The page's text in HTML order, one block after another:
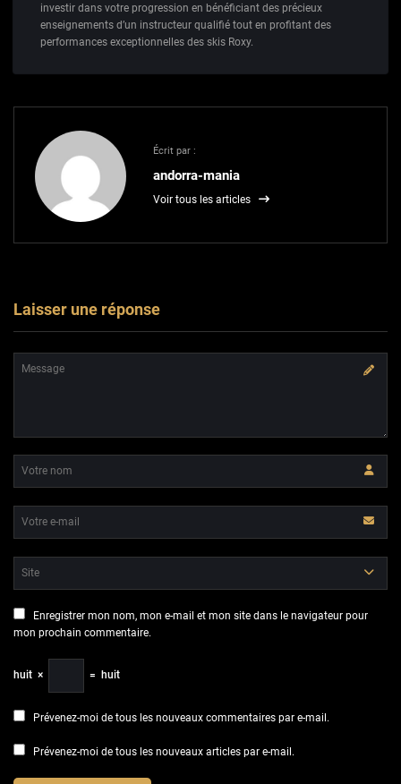
investir dans votre progression en bénéficiant des précieux
enseignements d’un instructeur qualifié tout en profitant des
performances exceptionnelles des skis Roxy.
Écrit par :
andorra-mania
Voir tous les articles
Laisser une réponse
Enregistrer mon nom, mon e-mail et mon site dans le navigateur pour
mon prochain commentaire.
huit × = huit
Prévenez-moi de tous les nouveaux commentaires par e-mail.
Prévenez-moi de tous les nouveaux articles par e-mail.